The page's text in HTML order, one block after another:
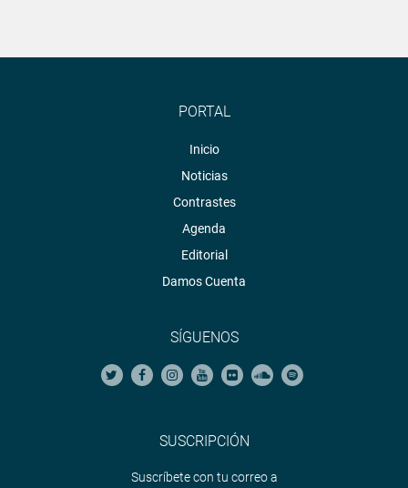
PORTAL
Inicio
Noticias
Contrastes
Agenda
Editorial
Damos Cuenta
SÍGUENOS
SUSCRIPCIÓN
Suscríbete con tu correo a